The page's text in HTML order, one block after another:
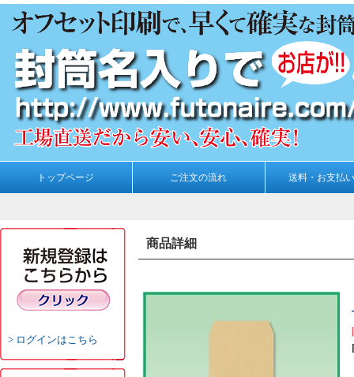
トップページ ご注文の流れ 送料・お支払
ログインはこちら
商品詳細